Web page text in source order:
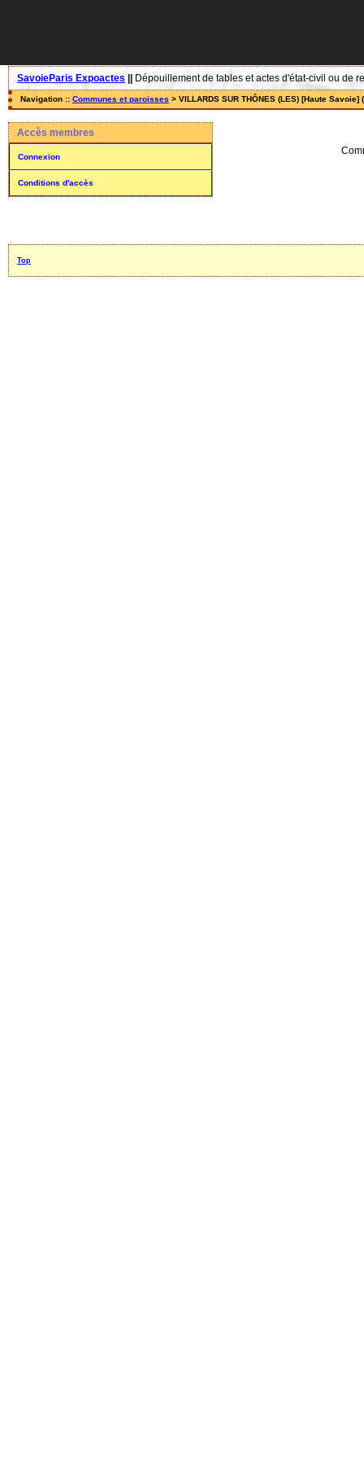
SavoieParis Expoactes Dépouillement de tables et actes d'état-civil ou de
Navigation :: Communes et paroisses > VILLARDS SUR THÔNES (LES) [Haute Savoie]
Accès membres
Connexion
Conditions d'accès
Top